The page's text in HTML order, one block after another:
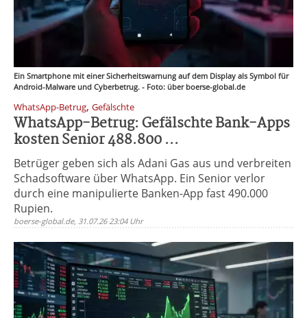
Ein Smartphone mit einer Sicherheitswarnung auf dem Display als Symbol für
Android-Malware und Cyberbetrug. - Foto: über boerse-global.de
WhatsApp-Betrug, Gefälschte
WhatsApp-Betrug: Gefälschte Bank-Apps
kosten Senior 488.800 ...
Betrüger geben sich als Adani Gas aus und verbreiten
Schadsoftware über WhatsApp. Ein Senior verlor
durch eine manipulierte Banken-App fast 490.000
Rupien.
boerse-global.de, 31.07.26 23:04 Uhr